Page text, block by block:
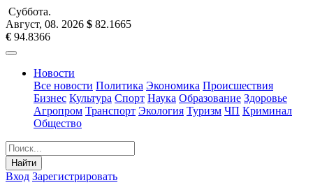
Суббота.
Август, 08. 2026 $ 82.1665
€ 94.8366
Новости
Все новости Политика Экономика Происшествия
Бизнес Культура Спорт Наука Образование Здоровье
Агропром Транспорт Экология Туризм ЧП Криминал
Общество
Найти
Вход Зарегистрировать